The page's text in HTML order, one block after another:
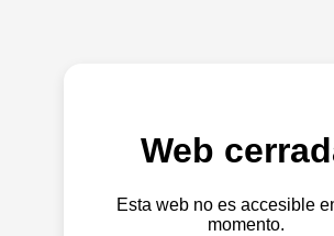
Web
Esta web no es accesible
momento.